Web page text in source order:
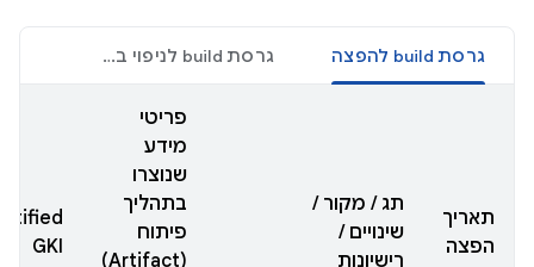
גרסת build להפצה גרסת build לניפוי באגים
תאריך
הפצה
תג / מקור /
שינויים /
רישיונות
פריטי
מידע
שנוצרו
בתהליך
פיתוח
(Artifact)
GKI